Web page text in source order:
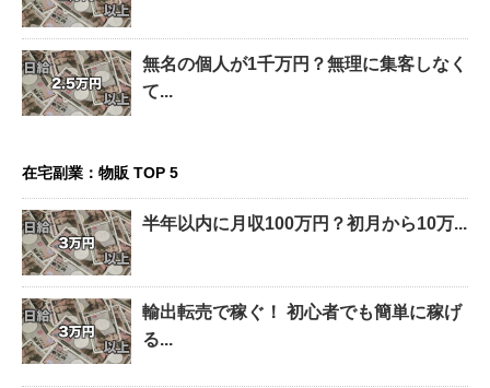
無名の個人が1千万円？無理に集客しなく
て...
在宅副業：物販 TOP 5
半年以内に月収100万円？初月から10万...
輸出転売で稼ぐ！ 初心者でも簡単に稼げ
る...